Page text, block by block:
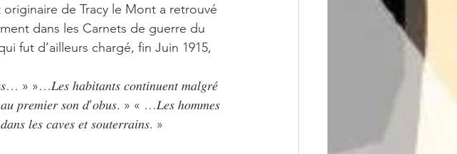
de Tracy le Mont a retrouvé
dans les Carnets de guerre du
fut d’ailleurs chargé, fin Juin 1915,
» »…𝐿𝑒𝑠 ℎ𝑎𝑏𝑖𝑡𝑎𝑛𝑡𝑠 𝑐𝑜𝑛𝑡𝑖𝑛𝑢𝑒𝑛𝑡 𝑚𝑎𝑙𝑔𝑟𝑒́
𝑎𝑢 𝑝𝑟𝑒𝑚𝑖𝑒𝑟 𝑠𝑜𝑛 𝑑’𝑜𝑏𝑢𝑠. » « …𝐿𝑒𝑠 ℎ𝑜𝑚𝑚𝑒𝑠
𝑙𝑒𝑠 𝑐𝑎𝑣𝑒𝑠 𝑒𝑡 𝑠𝑜𝑢𝑡𝑒𝑟𝑟𝑎𝑖𝑛𝑠. »